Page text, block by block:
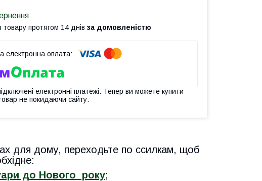
товару протягом 14 днів за домовленістю
електронні платежі. Тепер ви можете купити
не покидаючи сайту.
для дому, переходьте по ссилкам, щоб
до Нового року;